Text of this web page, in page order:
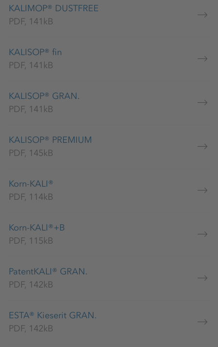
KALIMOP® DUSTFREE
PDF, 141kB
KALISOP® fin
PDF, 141kB
KALISOP® GRAN.
PDF, 141kB
KALISOP® PREMIUM
PDF, 145kB
Korn-KALI®
PDF, 114kB
Korn-KALI®+B
PDF, 115kB
PatentKALI® GRAN.
PDF, 142kB
ESTA® Kieserit GRAN.
PDF, 142kB